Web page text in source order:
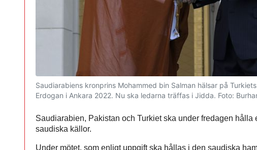
Saudiarabiens kronprins Mohammed bin Salman hälsar på
Erdogan i Ankara 2022. Nu ska ledarna träffas i Jidda. Foto:
Saudiarabien, Pakistan och Turkiet ska under fredagen hålla
saudiska källor.
Under mötet, som enligt uppgift ska hållas i den saudiska